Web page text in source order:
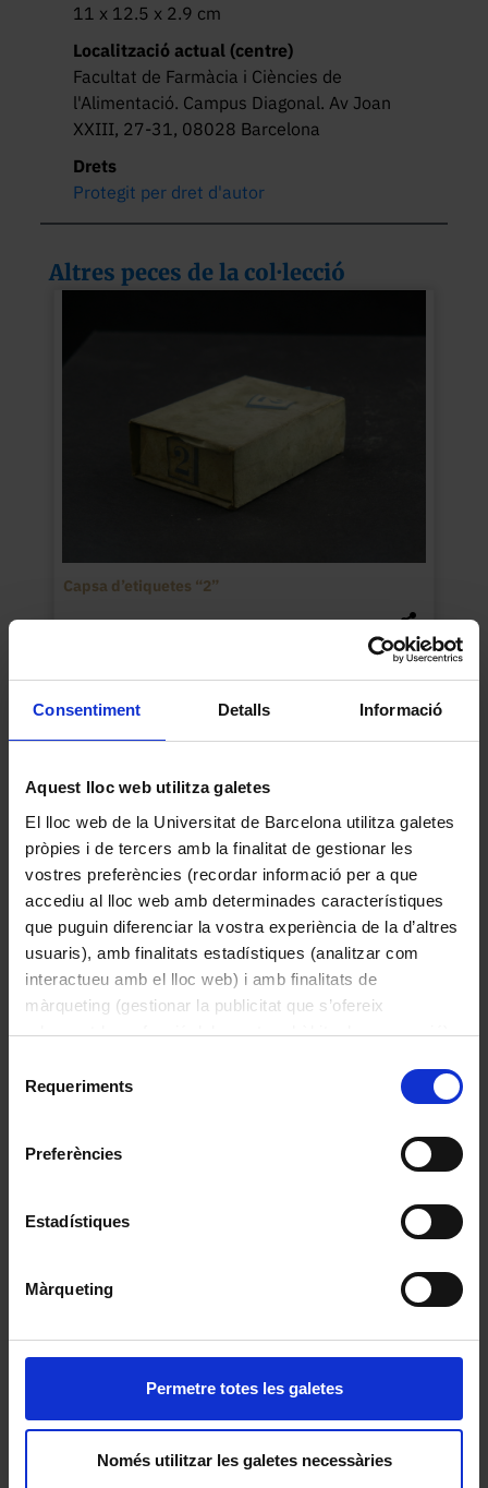
Consentiment Detalls Informació
Aquest lloc web utilitza galetes
El lloc web de la Universitat de Barcelona utilitza galetes
pròpies i de tercers amb la finalitat de gestionar les
vostres preferències (recordar informació per a que
accediu al lloc web amb determinades característiques
que puguin diferenciar la vostra experiència de la d’altres
usuaris), amb finalitats estadístiques (analitzar com
interactueu amb el lloc web) i amb finalitats de
màrqueting (gestionar la publicitat que s’ofereix
adequant-la en funció dels vostres hàbits de navegació).
consultar laPolítica de galetes del lloc web de la
Requeriments
Preferències
Estadístiques
Màrqueting
Permetre totes les galetes
Només utilitzar les galetes necessàries
11 x 12.5 x 2.9 cm
Localització actual (centre)
Facultat de Farmàcia i Ciències de
l'Alimentació. Campus Diagonal. Av Joan
XXIII, 27-31, 08028 Barcelona
Drets
Protegit per dret d'autor
Altres peces de la col·lecció
Capsa d’etiquetes “2”
Capsa d’etiquetes “Uso externo”